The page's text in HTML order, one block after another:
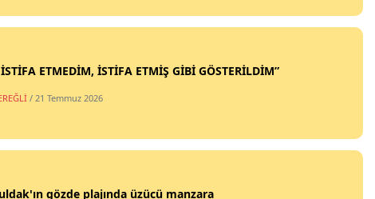
ETMEDİM, İSTİFA ETMİŞ GİBİ GÖSTERİLDİM”
/ 21 Temmuz 2026
gözde plajında üzücü manzara